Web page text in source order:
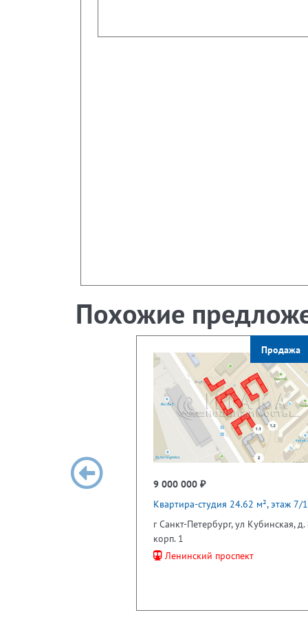
Похожие
Продажа
9 000 000 ₽
Квартира-студия 24.62 м², этаж 7/
г Санкт-Петербург, ул Кубинская, д.
корп. 1
Ленинский проспект